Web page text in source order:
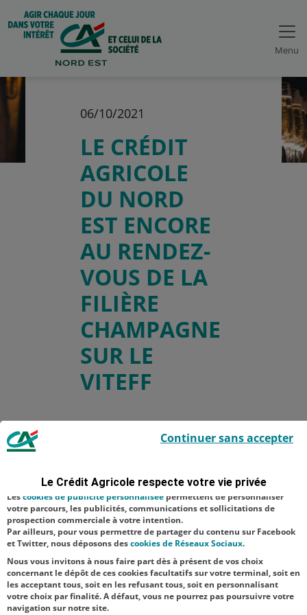
Menu
06/10/2021
LE CRÉDIT
AGRICOLE
DU NORD
EST ENCORE
AU RENDEZ-
VOUS DE LA
FILIÈRE
CHAMPAGNE
SUR LE
VITEFF
Télécharger le
presse
Le Crédit Agricole respecte votre vie privée
indispensables car utilisés à des fins de bon fonctionnement et de
sécurité ; d’autres sont facultatifs. Les
satisfaction facultatifs.
Lescookies de publicité personnalisée permettent de personnaliser
votre parcours, les publicités, communications et sollicitations de
prospection commerciale à votre intention.
Par ailleurs, pour vous permettre de partager du contenu sur Facebook
et Twitter, nous déposons descookies de Réseaux Sociaux.
Nous vous invitons à nous faire part dès à présent de vos choix
concernant le dépôt de ces cookies facultatifs sur votre terminal, soit en
les acceptant tous, soit en les refusant tous, soit en personnalisant
votre choix par finalité. A défaut, vous ne pourrez pas poursuivre votre
navigation sur notre site.
Continuer sans accepter